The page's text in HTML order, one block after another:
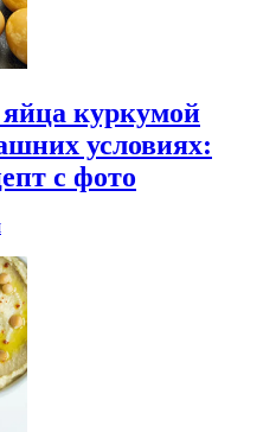
куркумой
условиях:
с фото